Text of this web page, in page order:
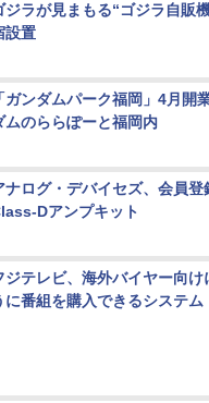
ジラが見まもる“ゴジラ自販
設置
「ガンダムパーク福岡」4月開
ムのららぽーと福岡内
ナログ・デバイセズ、会員登
Dアンプキット
ジテレビ、海外バイヤー向
に番組を購入できるシステム